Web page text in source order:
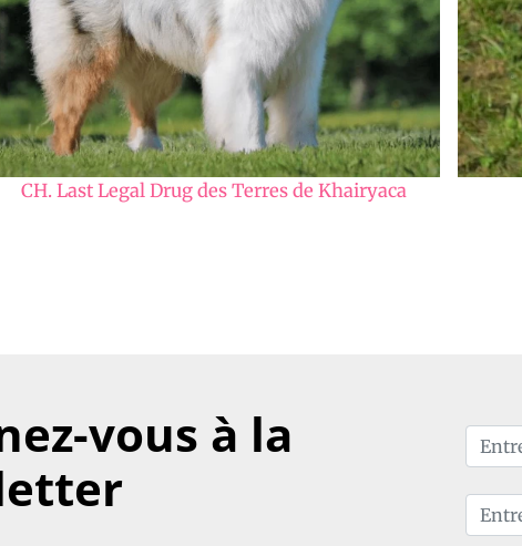
CH. Last Legal Drug des Terres de Khairyaca
vous à la